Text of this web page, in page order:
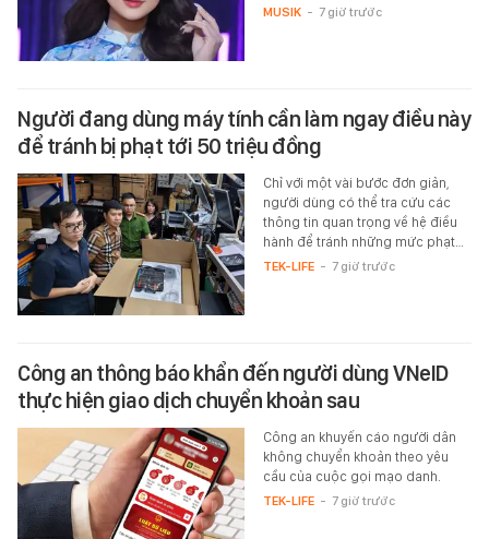
MUSIK - 7 giờ trước
Người đang dùng máy tính cần làm ngay điều này
để tránh bị phạt tới 50 triệu đồng
Chỉ với một vài bước đơn giản,
người dùng có thể tra cứu các
thông tin quan trọng về hệ điều
hành để tránh những mức phạt…
TEK-LIFE - 7 giờ trước
Công an thông báo khẩn đến người dùng VNeID
thực hiện giao dịch chuyển khoản sau
Công an khuyến cáo người dân
không chuyển khoản theo yêu
cầu của cuộc gọi mạo danh.
TEK-LIFE - 7 giờ trước